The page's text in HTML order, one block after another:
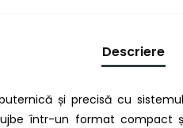
Descriere
și precisă cu
într-un format compact